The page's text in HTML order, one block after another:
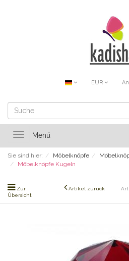
EUR
ToggleMenü
Sie sind hier: Möbelknöpfe
Möbelknöpfe Kugeln
Zur
Übersicht
Artikel zurück